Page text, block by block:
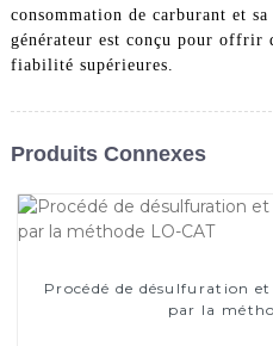
consommation de carburant et
générateur est conçu pour offrir
fiabilité supérieures.
Produits Connexes
Procédé de désulfuration
par la